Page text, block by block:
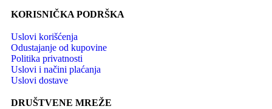
KORISNIČKA PODRŠKA
Uslovi korišćenja
Odustajanje od kupovine
Politika privatnosti
Uslovi i načini plaćanja
Uslovi dostave
DRUŠTVENE MREŽE